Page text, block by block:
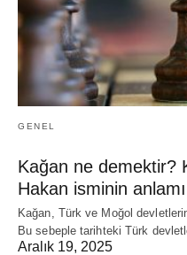
GENEL
Kağan ne demektir?
Hakan isminin
Kağan, Türk ve Moğol
Bu sebeple tarihteki Türk
Aralık 19, 2025